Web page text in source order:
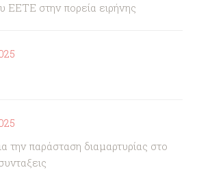
ΕΕΤΕ στην πορεία ειρήνης
την παράσταση διαμαρτυρίας στο